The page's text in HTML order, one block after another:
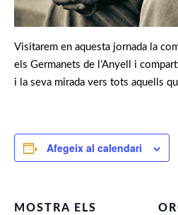
Visitarem en aquesta jornada la
els Germanets de l’Anyell i
i la seva mirada vers tots aquells
Afegeix al calendari
MOSTRA ELS